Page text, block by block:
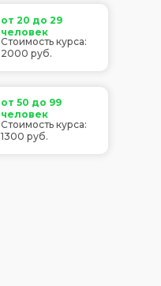
от 20 до 29
человек
от 50 до 99
человек
Стоимость курса:
2000 руб.
Стоимость курса:
1300 руб.